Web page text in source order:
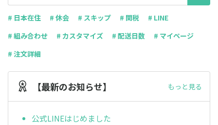
# 日本在住 # 休会 # スキップ # 関税
# LINE
# 組み合わせ
# カスタマイズ # 配送日数
# マイページ
# 注文詳細
【最新のお知らせ】 もっと見る
公式LINEはじめました